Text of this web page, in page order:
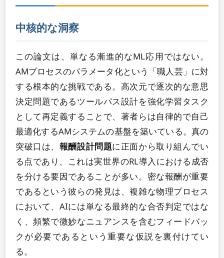
中核的な洞察
この論文は、単なる漸進的なML応用ではない。
AMプロセスのパラメータ化という「職人芸」に対
する根本的な挑戦である。高次元で逐次的な意思
決定問題であるツールパス設計を強化学習タスク
として再定義することで、著者らは自律的で自己
最適化するAMシステムの基盤を築いている。真の
突破口は、 報酬設計問題に正面から取り組んでい
る点であり、これは実世界のRL導入における成否
を分ける要因であることが多い。密な報酬が重要
であるという彼らの発見は、複雑な物理プロセス
において、AIには単なる最終的な合否判定ではな
く、頻繁で微妙なニュアンスを含むフィードバッ
クが必要であるという重要な仮説を裏付けてい
る。